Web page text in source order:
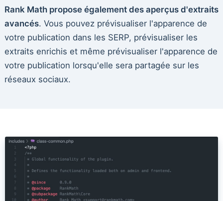
Rank Math propose également des aperçus d'extraits
avancés. Vous pouvez prévisualiser l'apparence de
votre publication dans les SERP, prévisualiser les
extraits enrichis et même prévisualiser l'apparence de
votre publication lorsqu'elle sera partagée sur les
réseaux sociaux.